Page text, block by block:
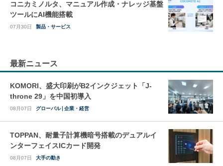
コニカミノルタ、マニュアル作成・ナレッジ基盤
ツールにAI機能搭載
07月30日 製品・サービス
最新ニュース
KOMORI、盛大印刷がB2インクジェット「J-
throne 29」を中国初導入
08月07日 グローバル 企業・経営
TOPPAN、耐量子計算機暗号搭載のデュアルイ
ンターフェイスICカード開発
08月07日 大手の動き